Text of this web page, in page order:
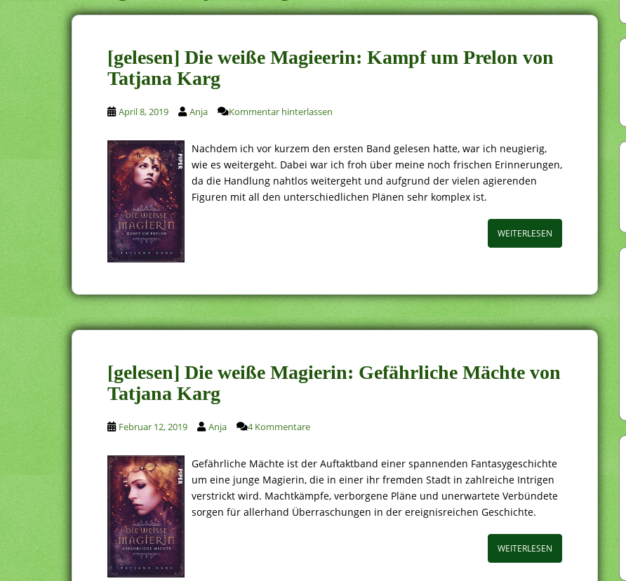
[gelesen] Die weiße Magieerin: Kampf um Prelon von
Tatjana Karg
April 8, 2019 Anja Kommentar hinterlassen
Nachdem ich vor kurzem den ersten Band gelesen hatte, war ich neugierig,
wie es weitergeht. Dabei war ich froh über meine noch frischen Erinnerungen,
da die Handlung nahtlos weitergeht und aufgrund der vielen agierenden
Figuren mit all den unterschiedlichen Plänen sehr komplex ist.
WEITERLESEN
[gelesen] Die weiße Magierin: Gefährliche Mächte von
Tatjana Karg
Februar 12, 2019 Anja 4 Kommentare
Gefährliche Mächte ist der Auftaktband einer spannenden Fantasygeschichte
um eine junge Magierin, die in einer ihr fremden Stadt in zahlreiche Intrigen
verstrickt wird. Machtkämpfe, verborgene Pläne und unerwartete Verbündete
sorgen für allerhand Überraschungen in der ereignisreichen Geschichte.
WEITERLESEN